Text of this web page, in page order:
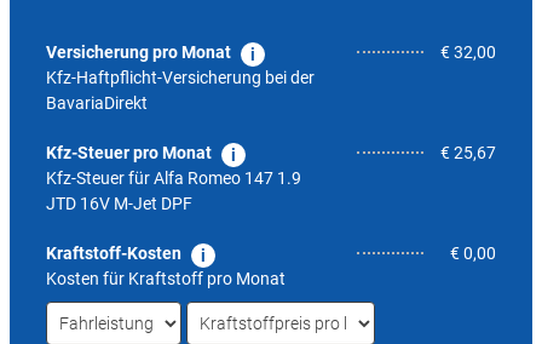
Versicherung pro Monat
Kfz-Haftpflicht-Versicherung bei der
BavariaDirekt
€ 32,00
Kfz-Steuer pro Monat
Kfz-Steuer fürAlfa Romeo 147 1.9
JTD 16V M-Jet DPF
€ 25,67
Kraftstoff-Kosten
Kosten für Kraftstoff pro Monat
€ 0,00